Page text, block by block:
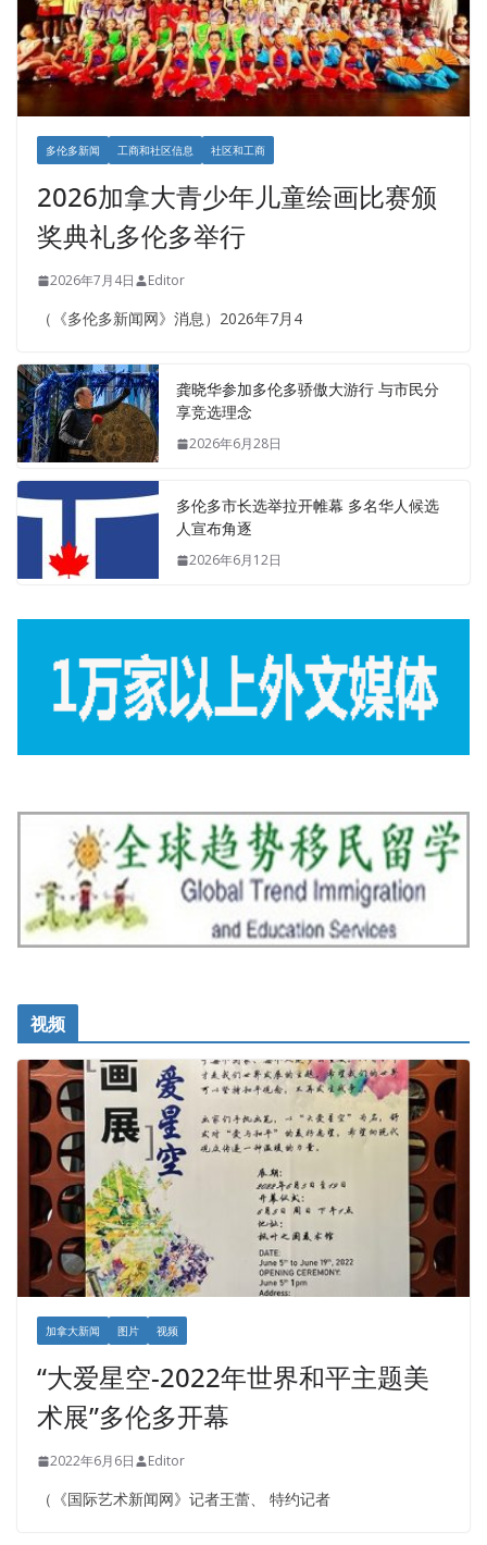
多伦多新闻 工商和社区信息 社区和工商
2026加拿大青少年儿童绘画比赛颁
奖典礼多伦多举行
2026年7月4日 Editor
（《多伦多新闻网》消息）2026年7月4
龚晓华参加多伦多骄傲大游行 与市民分
享竞选理念
2026年6月28日
多伦多市长选举拉开帷幕 多名华人候选
人宣布角逐
2026年6月12日
视频
加拿大新闻 图片 视频
“大爱星空-2022年世界和平主题美
术展”多伦多开幕
2022年6月6日 Editor
（《国际艺术新闻网》记者王蕾、 特约记者